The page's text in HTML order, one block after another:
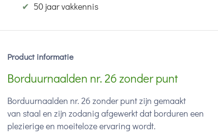
✔ 50 jaar vakkennis
Product informatie
Borduurnaalden nr. 26 zonder punt
Borduurnaalden nr. 26 zonder punt zijn gemaakt
van staal en zijn zodanig afgewerkt dat borduren een
plezierige en moeiteloze ervaring wordt.